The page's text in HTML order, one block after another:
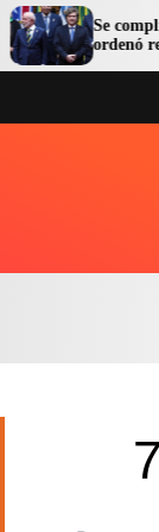
Se complican las
ordenó retirar a su